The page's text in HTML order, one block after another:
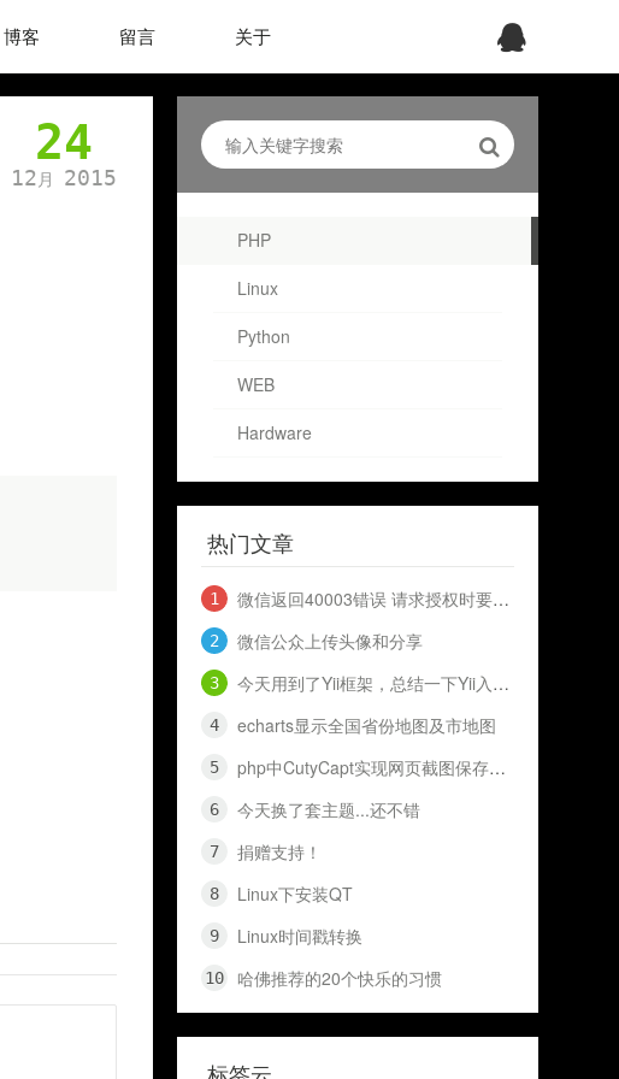
博客 留言 关于
24
12 月 2015
PHP
Linux
Python
WEB
Hardware
热门文章
微信返回40003错误 请求授权时要到openid 和 access_token
微信公众上传头像和分享
今天用到了Yii框架，总结一下Yii入门知识，十分钟入门Yii
echarts显示全国省份地图及市地图
php中CutyCapt实现网页截图保存代码（网页快照）
今天换了套主题...还不错
捐赠支持！
Linux下安装QT
Linux时间戳转换
哈佛推荐的20个快乐的习惯